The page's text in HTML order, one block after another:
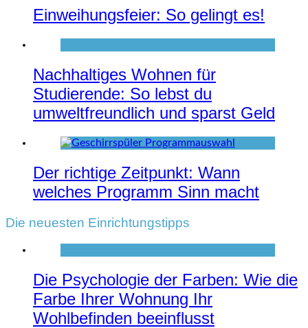
Einweihungsfeier: So gelingt es!
Nachhaltiges Wohnen für
Studierende: So lebst du
umweltfreundlich und sparst Geld
Der richtige Zeitpunkt: Wann
welches Programm Sinn macht
Die neuesten Einrichtungstipps
Die Psychologie der Farben: Wie die
Farbe Ihrer Wohnung Ihr
Wohlbefinden beeinflusst